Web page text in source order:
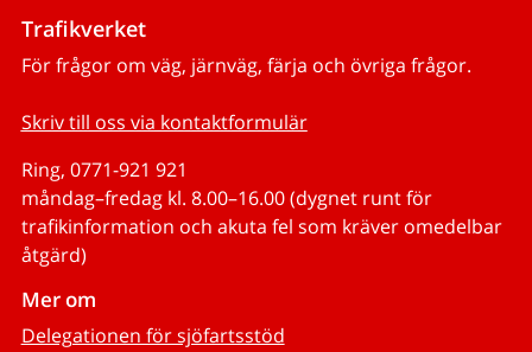
Trafikverket
För frågor om väg, järnväg, färja och övriga frågor.
Skriv till oss via kontaktformulär
Ring, 0771-921 921
måndag–fredag kl. 8.00–16.00 (dygnet runt för
trafikinformation och akuta fel som kräver omedelbar
åtgärd)
Mer om
Delegationen för sjöfartsstöd